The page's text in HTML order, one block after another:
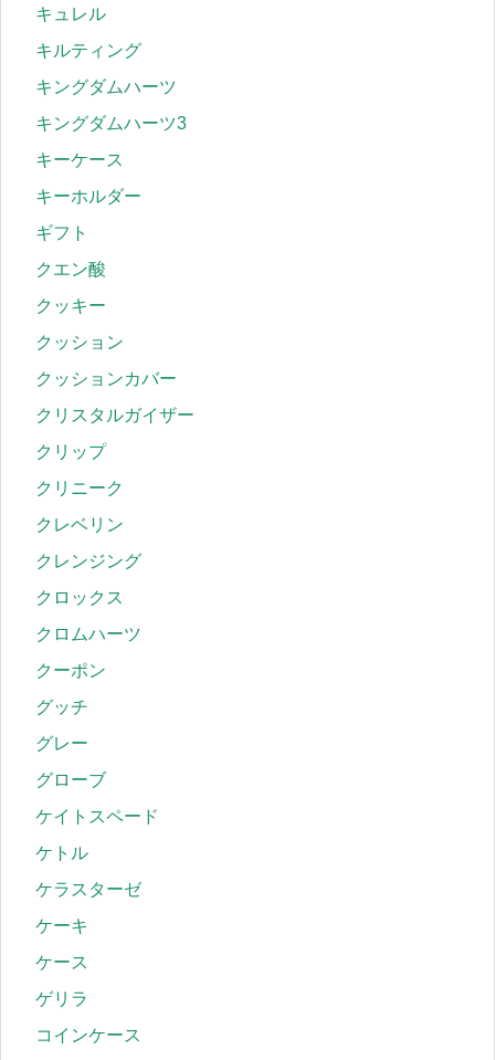
キュレル
キルティング
キングダムハーツ
キングダムハーツ3
キーケース
キーホルダー
ギフト
クエン酸
クッキー
クッション
クッションカバー
クリスタルガイザー
クリップ
クリニーク
クレベリン
クレンジング
クロックス
クロムハーツ
クーポン
グッチ
グレー
グローブ
ケイトスペード
ケトル
ケラスターゼ
ケーキ
ケース
ゲリラ
コインケース